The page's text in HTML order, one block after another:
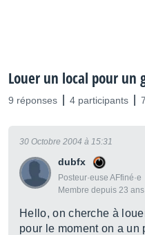
Louer un local pour un
9 réponses 4 participants
dubfx
Posteur·euse AFfiné·e
Membre depuis 23 ans
30 Octobre 2004 à 15:31
Hello, on cherche à
pour le moment on a un